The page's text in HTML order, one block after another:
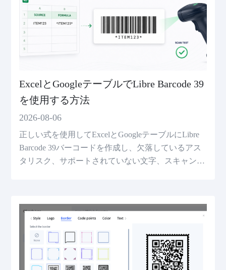
ExcelとGoogleテーブルでLibre Barcode 39
を使用する方法
2026-08-06
正しい式を使用してExcelとGoogleテーブルにLibre
Barcode 39バーコードを作成し、欠落しているアス
タリスク、サポートされていない文字、スキャンの